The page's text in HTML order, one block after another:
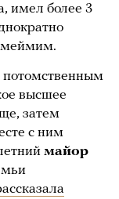
имел более 3
высшее
затем
с ним
майор